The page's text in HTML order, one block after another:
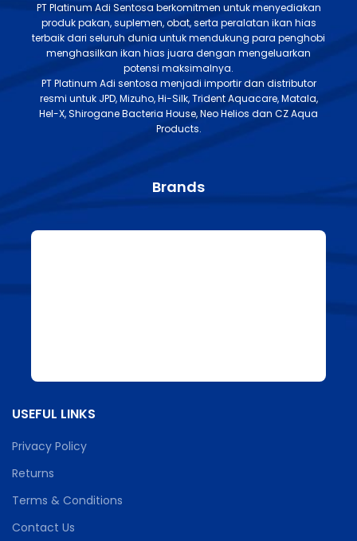
PT Platinum Adi Sentosa berkomitmen untuk menyediakan
produk pakan, suplemen, obat, serta peralatan ikan hias
terbaik dari seluruh dunia untuk mendukung para penghobi
menghasilkan ikan hias juara dengan mengeluarkan
potensi maksimalnya.
PT Platinum Adi sentosa menjadi importir dan distributor
resmi untuk JPD, Mizuho, Hi-Silk, Trident Aquacare, Matala,
Hel-X, Shirogane Bacteria House, Neo Helios dan CZ Aqua
Products.
Brands
USEFUL LINKS
Privacy Policy
Returns
Terms & Conditions
Contact Us